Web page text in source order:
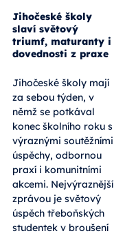
Jihočeské školy
slaví světový
triumf, maturanty i
dovednosti z praxe
Jihočeské školy mají
za sebou týden, v
němž se potkával
konec školního roku s
výraznými soutěžními
úspěchy, odbornou
praxí i komunitními
akcemi. Nejvýraznější
zprávou je světový
úspěch třeboňských
studentek v broušení